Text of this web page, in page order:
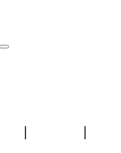
| |